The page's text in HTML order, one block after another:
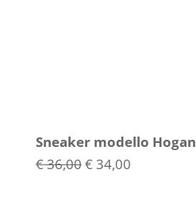
Sneaker modello Hogan
€36,00Il
€ 34,00Il